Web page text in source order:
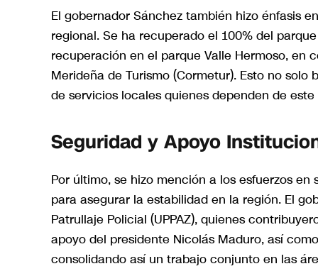
El gobernador Sánchez también hizo énfasis
regional. Se ha recuperado el 100% del
recuperación en el parque Valle Hermoso, en
Merideña de Turismo (Cormetur). Esto no
de servicios locales quienes dependen de
Seguridad y Apoyo
Por último, se hizo mención a los esfuerzos
para asegurar la estabilidad en la región. El
Patrullaje Policial (UPPAZ), quienes
apoyo del presidente Nicolás Maduro, así
consolidando así un trabajo conjunto en las